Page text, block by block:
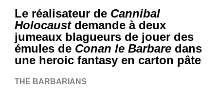
Le réalisateur de Cannibal
Holocaust demande à deux
jumeaux blagueurs de jouer des
émules de Conan le Barbare dans
une heroic fantasy en carton pâte
THE BARBARIANS